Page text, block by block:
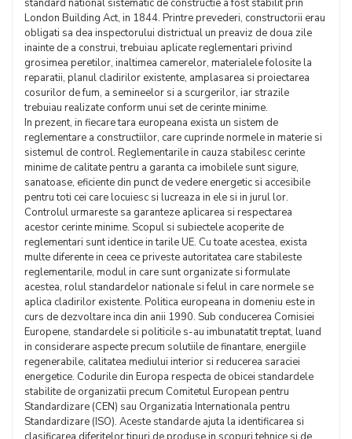
standard national sistematic de constructie a fost stabilit prin
London Building Act, in 1844. Printre prevederi, constructorii erau
obligati sa dea inspectorului districtual un preaviz de doua zile
inainte de a construi, trebuiau aplicate reglementari privind
grosimea peretilor, inaltimea camerelor, materialele folosite la
reparatii, planul cladirilor existente, amplasarea si proiectarea
cosurilor de fum, a semineelor si a scurgerilor, iar strazile
trebuiau realizate conform unui set de cerinte minime.
In prezent, in fiecare tara europeana exista un sistem de
reglementare a constructiilor, care cuprinde normele in materie si
sistemul de control. Reglementarile in cauza stabilesc cerinte
minime de calitate pentru a garanta ca imobilele sunt sigure,
sanatoase, eficiente din punct de vedere energetic si accesibile
pentru toti cei care locuiesc si lucreaza in ele si in jurul lor.
Controlul urmareste sa garanteze aplicarea si respectarea
acestor cerinte minime. Scopul si subiectele acoperite de
reglementari sunt identice in tarile UE. Cu toate acestea, exista
multe diferente in ceea ce priveste autoritatea care stabileste
reglementarile, modul in care sunt organizate si formulate
acestea, rolul standardelor nationale si felul in care normele se
aplica cladirilor existente. Politica europeana in domeniu este in
curs de dezvoltare inca din anii 1990. Sub conducerea Comisiei
Europene, standardele si politicile s-au imbunatatit treptat, luand
in considerare aspecte precum solutiile de finantare, energiile
regenerabile, calitatea mediului interior si reducerea saraciei
energetice. Codurile din Europa respecta de obicei standardele
stabilite de organizatii precum Comitetul European pentru
Standardizare (CEN) sau Organizatia Internationala pentru
Standardizare (ISO). Aceste standarde ajuta la identificarea si